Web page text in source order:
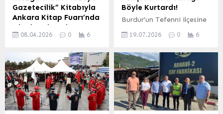
önemini hatırlattığına
dikkat çekti. Basa, basının
demokrasinin gelişimi,
hukuk devletinin
bilinçlenmedeki kritik
rolünü...
Etkinlikte ‘Afet Yönetimi
ve Türkiye’ başlığı altında,
Türkiye’nin afetlere
hazırlık süreci, kurumlar
gönüllülük çalışmaları ve
insani yardım faaliyetleri
ele alındı. Afet
Yönetiminde
Koordinasyon...
Gazetecilik” Kitabıyla
Ankara Kitap Fuarı’nda
Okurlarıyla Buluşuyor
Gazeteci ve yazar Orhan
Kitap Fuarı kapsamında
okurlarıyla buluşacak.
Erkılıç, 9 Nisan Perşembe
günü saat 15.30’da Elips
Kitap standında ikinci
kitabı “Rüzgârlı’dan
08.04.2026 0 6
Böyle Kurtardı!
Burdur’un Tefenni ilçesine
yaşanan olay, hem
hayvanlar arasındaki
beklenmedik cesareti
gözler önüne serdi. Bir
horoz, tilkinin
pençesindeki bir tavuğu
kahramanca kurtararak
19.07.2026 0 6